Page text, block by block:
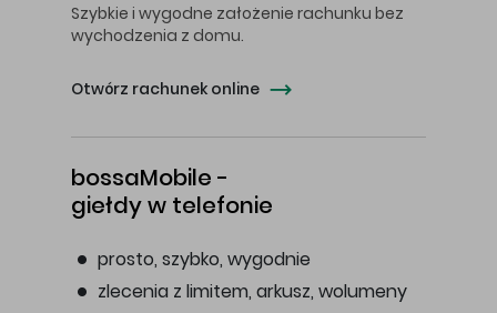
Szybkie i wygodne założenie rachunku bez
wychodzenia z domu.
Otwórz rachunek online
bossaMobile -
giełdy w telefonie
prosto, szybko, wygodnie
zlecenia z limitem, arkusz, wolumeny